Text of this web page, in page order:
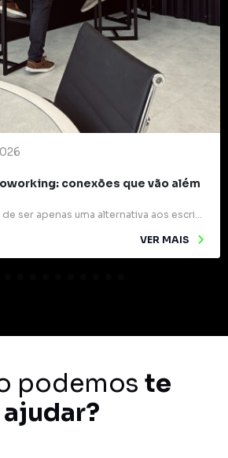
conexões que vão além
O coworking deixou de ser apenas uma alternativa aos escritórios tradicionais e passou a ocupar um papel estratégico na forma como profissionais e empresas se relacionam. Mais do que mesas compartilhadas e internet rápida, esses espaços são verdadeiros pontos de encontro para ideias, experiências e oportunidades. Um dos grandes diferenciais do coworking é o networking […]
VER MAIS
podemos te
ajudar?